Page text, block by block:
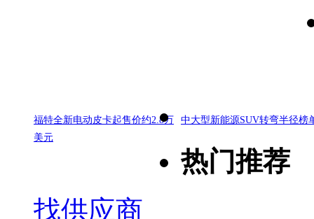
福特全新电动皮卡起售价约2.8万
美元
中大型新能源SUV转弯半径榜
热门推荐
找供应商